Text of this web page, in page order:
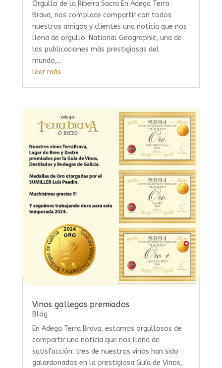
Orgullo de la Ribeira Sacra En Adega Terra
Brava, nos complace compartir con todos
nuestros amigos y clientes una noticia que nos
llena de orgullo: National Geographic, una de
las publicaciones más prestigiosas del
mundo,...
leer más
Vinos gallegos premiados
Blog
En Adega Terra Brava, estamos orgullosos de
compartir una noticia que nos llena de
satisfacción: tres de nuestros vinos han sido
galardonados en la prestigiosa Guía de Vinos,